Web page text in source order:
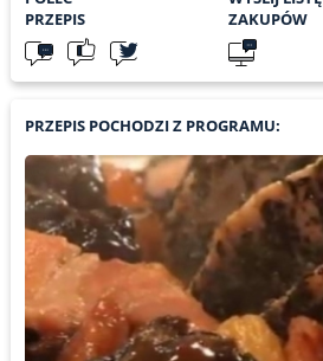
PRZEPIS
ZAKUPÓW
PRZEPIS POCHODZI Z PROGRAMU: